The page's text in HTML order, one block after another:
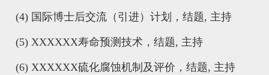
(4) 国际博士后交流（引进）计划，结题, 主持
(5) XXXXXX寿命预测技术，结题, 主持
(6) XXXXXX硫化腐蚀机制及评价，结题, 主持